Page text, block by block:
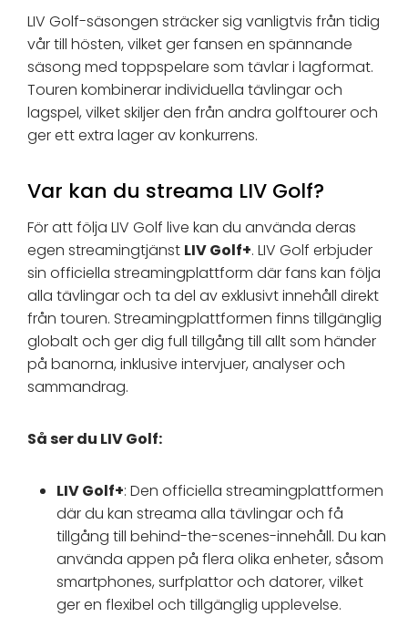
LIV Golf-säsongen sträcker sig vanligtvis från tidig
vår till hösten, vilket ger fansen en spännande
säsong med toppspelare som tävlar i lagformat.
Touren kombinerar individuella tävlingar och
lagspel, vilket skiljer den från andra golftourer och
ger ett extra lager av konkurrens.
Var kan du streama LIV Golf?
För att följa LIV Golf live kan du använda deras
egen streamingtjänst LIV Golf+. LIV Golf erbjuder
sin officiella streamingplattform där fans kan följa
alla tävlingar och ta del av exklusivt innehåll direkt
från touren. Streamingplattformen finns tillgänglig
globalt och ger dig full tillgång till allt som händer
på banorna, inklusive intervjuer, analyser och
sammandrag.
Så ser du LIV Golf:
LIV Golf+: Den officiella streamingplattformen
där du kan streama alla tävlingar och få
tillgång till behind-the-scenes-innehåll. Du kan
använda appen på flera olika enheter, såsom
smartphones, surfplattor och datorer, vilket
ger en flexibel och tillgänglig upplevelse.